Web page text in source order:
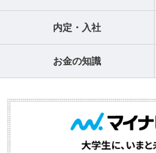
内定・入社
お金の知識